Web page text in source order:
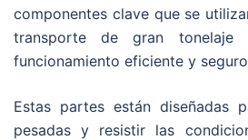
componentes clave que se
transporte de gran tonelaje
funcionamiento eficiente y
Estas partes están diseñadas
pesadas y resistir las